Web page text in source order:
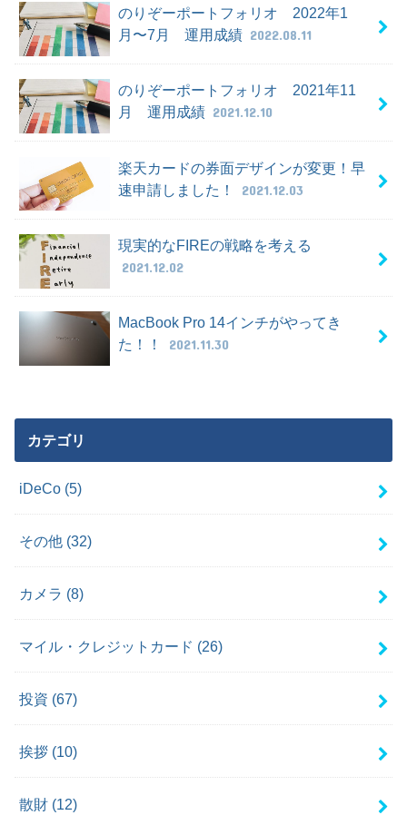
のりぞーポートフォリオ 2022年1
月〜7月 運用成績 2022.08.11
のりぞーポートフォリオ 2021年11
月 運用成績 2021.12.10
楽天カードの券面デザインが変更！早
速申請しました！
2021.12.03
現実的なFIREの戦略を考える
2021.12.02
MacBook Pro 14インチがやってき
た！！
2021.11.30
カテゴリ
iDeCo (5)
その他 (32)
カメラ (8)
マイル・クレジットカード (26)
投資 (67)
挨拶 (10)
散財 (12)